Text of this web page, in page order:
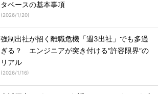
タベースの基本事項
(2026/1/20)
強制出社が招く離職危機「週3出社」でも多過
ぎる？ エンジニアが突き付ける“許容限界”の
リアル
(2026/1/16)